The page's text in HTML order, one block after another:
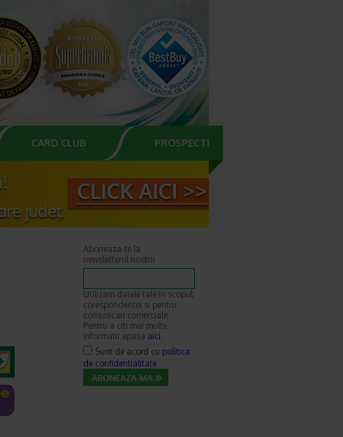
CARD CLUB PROSPECTE
Aboneaza-te la
newsletterul nostru
Utilizam datele tale in scopul
corespondentei si pentru
comunicari comerciale.
Pentru a citi mai multe
informatii apasa aici.
Sunt de acord cu politica
de confidentialitate